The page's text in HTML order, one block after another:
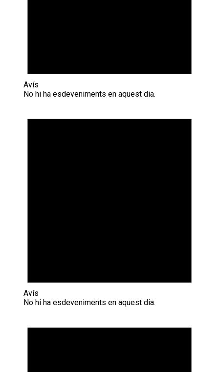
Avís
No hi ha esdeveniments en aquest dia.
Avís
No hi ha esdeveniments en aquest dia.